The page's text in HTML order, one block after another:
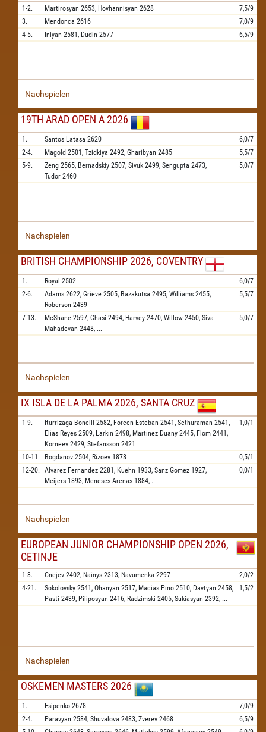
1-2. Martirosyan 2653, Hovhannisyan 2628
7,5/9
3.
Mendonca 2616
7,0/9
4-5.
Iniyan 2581, Dudin 2577 6,5/9
Nachspielen
19TH ARAD OPEN A 2026
1. Santos Latasa 2620
6,0/7
2-4.
Magold 2501, Tzidkiya 2492, Gharibyan 2485
5,5/7
5-9.
Zeng 2565, Bernadskiy 2507, Sivuk 2499, Sengupta 2473,
Tudor 2460
5,0/7
Nachspielen
BRITISH CHAMPIONSHIP 2026, COVENTRY
1. Royal 2502
6,0/7
2-6.
Adams 2622, Grieve 2505, Bazakutsa 2495, Williams 2455,
Roberson 2439
5,5/7
7-13. McShane 2597, Ghasi 2494, Harvey 2470, Willow 2450, Siva
Mahadevan 2448, ...
5,0/7
Nachspielen
IX ISLA DE LA PALMA 2026, SANTA CRUZ
1-9. Iturrizaga Bonelli 2582, Forcen Esteban 2541, Sethuraman 2541,
Elias Reyes 2509, Larkin 2498, Martinez Duany 2445, Flom 2441,
Korneev 2429, Stefansson 2421
1,0/1
10-11. Bogdanov 2504, Rizoev 1878
0,5/1
12-20.
Alvarez Fernandez 2281, Kuehn 1933, Sanz Gomez 1927,
Meijers 1893, Meneses Arenas 1884, ...
0,0/1
Nachspielen
EUROPEAN JUNIOR CHAMPIONSHIP OPEN 2026,
CETINJE
1-3. Cnejev 2402, Nainys 2313, Navumenka 2297
2,0/2
4-21.
Sokolovsky 2541, Ohanyan 2517, Macias Pino 2510, Davtyan 2458,
Pasti 2439, Piliposyan 2416, Radzimski 2405, Sukiasyan 2392, ...
1,5/2
Nachspielen
OSKEMEN MASTERS 2026
1. Esipenko 2678
7,0/9
2-4.
Paravyan 2584, Shuvalova 2483, Zverev 2468
6,5/9